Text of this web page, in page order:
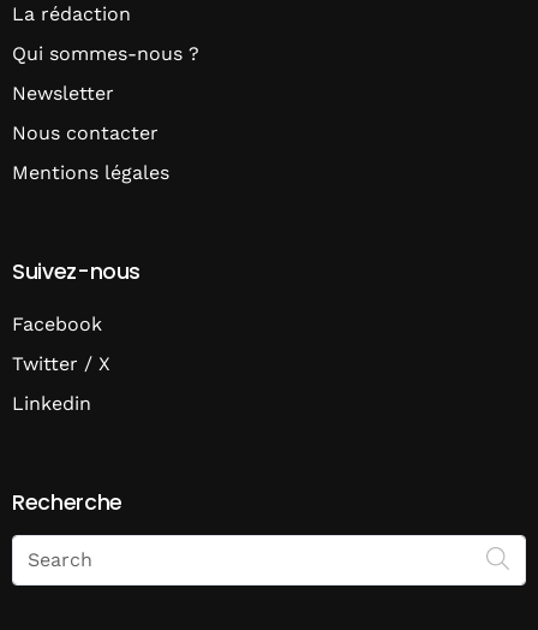
La rédaction
Qui sommes-nous ?
Newsletter
Nous contacter
Mentions légales
Suivez-nous
Facebook
Twitter / X
Linkedin
Recherche
Search
on
Economie